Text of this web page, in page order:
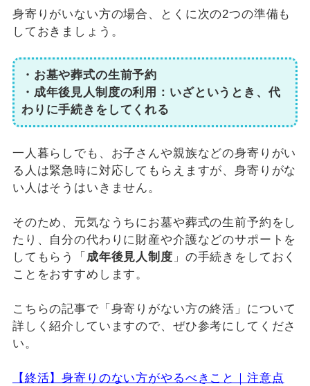
身寄りがいない方の場合、とくに次の2つの準備も
しておきましょう。
・お墓や葬式の生前予約
・成年後見人制度の利用：いざというとき、代
わりに手続きをしてくれる
一人暮らしでも、お子さんや親族などの身寄りがい
る人は緊急時に対応してもらえますが、身寄りがな
い人はそうはいきません。
そのため、元気なうちにお墓や葬式の生前予約をし
たり、自分の代わりに財産や介護などのサポートを
してもらう「 成年後見人制度 」の手続きをしておく
ことをおすすめします。
こちらの記事で「身寄りがない方の終活」について
詳しく紹介していますので、ぜひ参考にしてくださ
い。
【終活】身寄りのない方がやるべきこと｜注意点